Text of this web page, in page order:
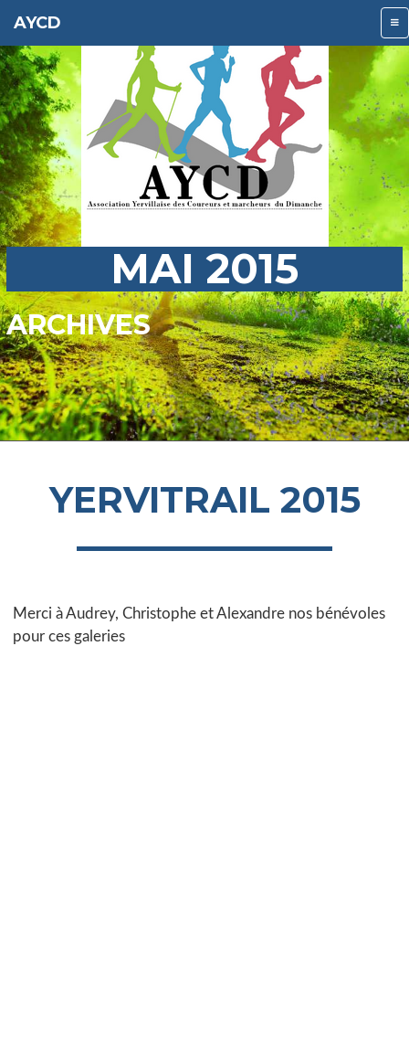
AYCD
MAI 2015
ARCHIVES
YERVITRAIL 2015
Merci à Audrey, Christophe et Alexandre nos bénévoles
pour ces galeries